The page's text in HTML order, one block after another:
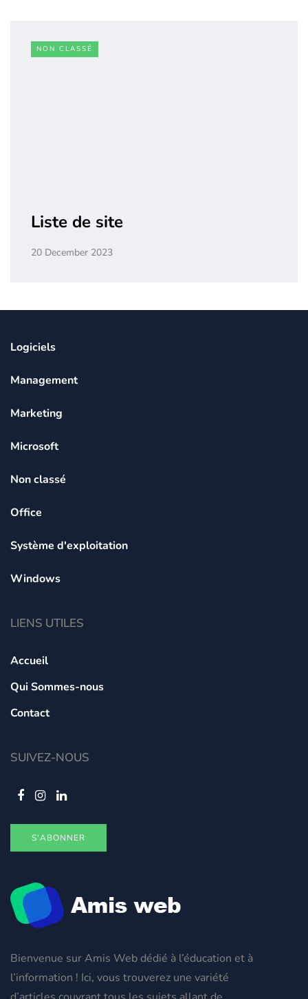
NON CLASSÉ
Liste de site
20 December 2023
Bienvenue sur Amis Web dédié à l’éducation et à
l’information ! Ici, vous trouverez une variété
Logiciels
Management
Marketing
Microsoft
Non classé
Office
Système d'exploitation
Windows
LIENS UTILES
Accueil
Qui Sommes-nous
Contact
SUIVEZ-NOUS
S'ABONNER